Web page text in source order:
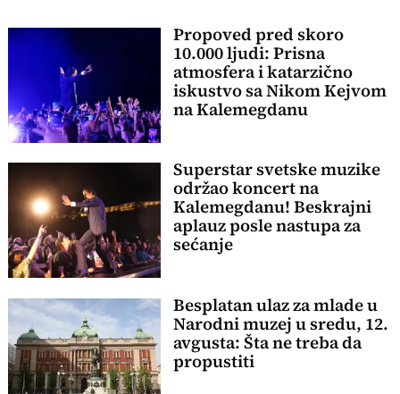
Propoved pred skoro
10.000 ljudi: Prisna
atmosfera i katarzično
iskustvo sa Nikom Kejvom
na Kalemegdanu
Superstar svetske muzike
održao koncert na
Kalemegdanu! Beskrajni
aplauz posle nastupa za
sećanje
Besplatan ulaz za mlade u
Narodni muzej u sredu, 12.
avgusta: Šta ne treba da
propustiti